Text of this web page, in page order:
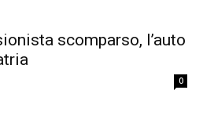
scomparso, l’auto
0